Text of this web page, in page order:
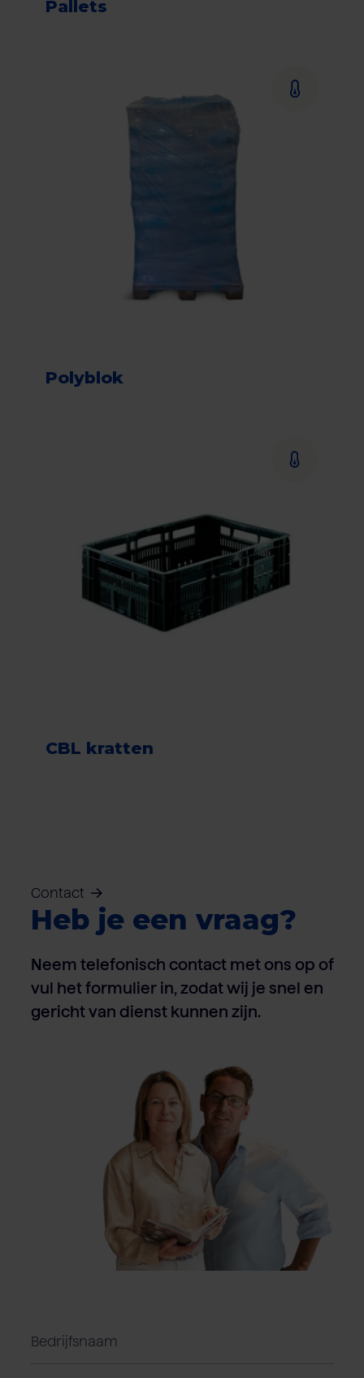
Pallets
Polyblok
CBL kratten
Contact
Heb je een vraag?
Neem telefonisch contact met ons op of
vul het formulier in, zodat wij je snel en
gericht van dienst kunnen zijn.